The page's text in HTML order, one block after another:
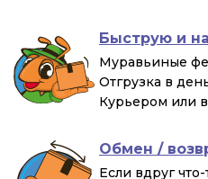
Быструю и
Муравьиные
Отгрузка в
Курьером или
Обмен /
Если вдруг